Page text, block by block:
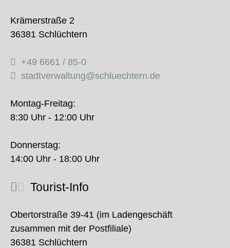
Krämerstraße 2
36381 Schlüchtern
+49 6661 / 85-0
stadtverwaltung@schluechtern.de
Montag-Freitag:
8:30 Uhr - 12:00 Uhr
Donnerstag:
14:00 Uhr - 18:00 Uhr
Tourist-Info
Obertorstraße 39-41 (im Ladengeschäft
zusammen mit der Postfiliale)
36381 Schlüchtern